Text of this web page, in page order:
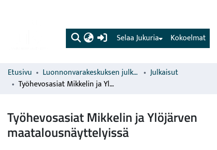
(current) Kokoelmat
Selaa Jukuria
Etusivu Luonnonvarakeskuksen julkaisut
Julkaisut
Työhevosasiat Mikkelin ja Ylöjärven maatalousnäyttelyissä
Työhevosasiat Mikkelin ja Ylöjärven
maatalousnäyttelyissä